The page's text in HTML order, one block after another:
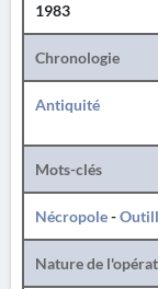
1983
Chronologie
Antiquité
Mots-clés
Nécropole-
Nature de